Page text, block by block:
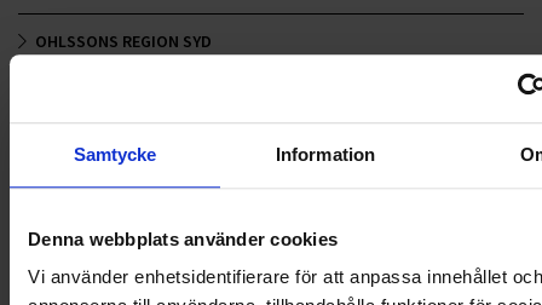
Samtycke Information
Denna webbplats använder cookies
Vi använder enhetsidentifierare för att anpassa innehållet och
OHLSSONS REGION SYD
OHLSSONSKOLLEGOR